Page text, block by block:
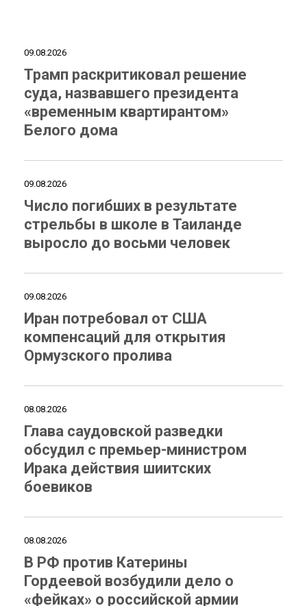
09.08.2026
Трамп раскритиковал решение
суда, назвавшего президента
«временным квартирантом»
Белого дома
09.08.2026
Число погибших в результате
стрельбы в школе в Таиланде
выросло до восьми человек
09.08.2026
Иран потребовал от США
компенсаций для открытия
Ормузского пролива
08.08.2026
Глава саудовской разведки
обсудил с премьер-министром
Ирака действия шиитских
боевиков
08.08.2026
В РФ против Катерины
Гордеевой возбудили дело о
«фейках» о российской армии